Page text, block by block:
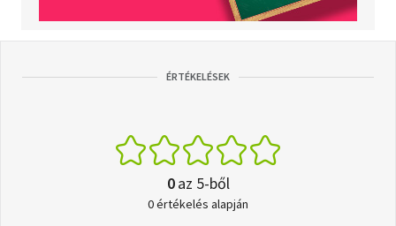
ÉRTÉKELÉSEK
0az 5-ből
0 értékelés alapján